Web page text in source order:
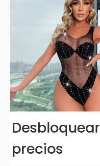
Desbloquear
precios